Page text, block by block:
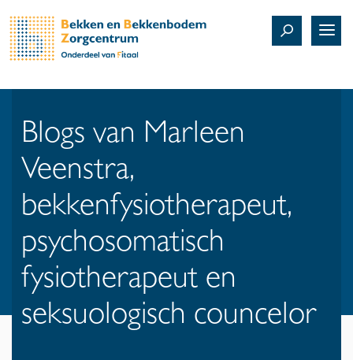
Blogs van Marleen
Veenstra,
bekkenfysiotherapeut,
psychosomatisch
fysiotherapeut en
seksuologisch councelor